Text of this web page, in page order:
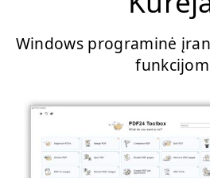
Windows programinė